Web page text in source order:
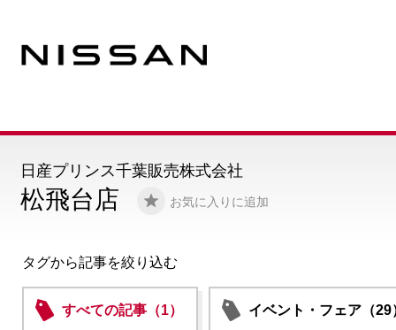
松飛台店 お気に入りに追加
日産プリンス千葉販売株式会社
タグから記事を絞り込む
すべての記事（1） イベント・フェア（29